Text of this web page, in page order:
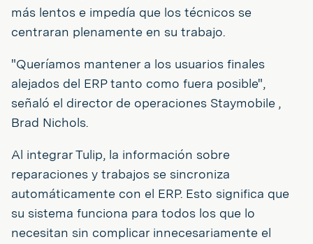
más lentos e impedía que los técnicos se
centraran plenamente en su trabajo.
"Queríamos mantener a los usuarios finales
alejados del ERP tanto como fuera posible",
señaló el director de operaciones Staymobile ,
Brad Nichols.
Al integrar Tulip, la información sobre
reparaciones y trabajos se sincroniza
automáticamente con el ERP. Esto significa que
su sistema funciona para todos los que lo
necesitan sin complicar innecesariamente el